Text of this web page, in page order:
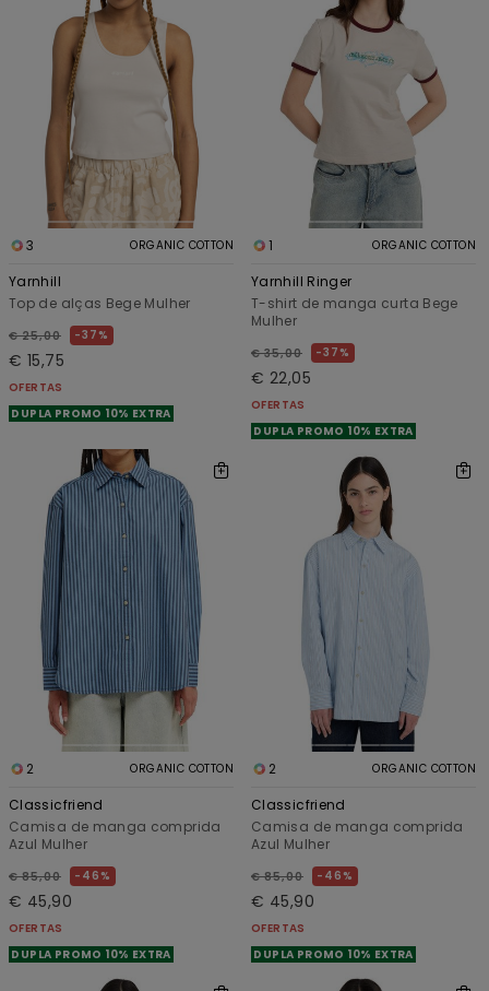
3 ORGANIC COTTON
Yarnhill
Top de alças Bege Mulher
€ 25,00 37%
€ 15,75
OFERTAS
DUPLA PROMO 10% EXTRA
1 ORGANIC COTTON
Yarnhill Ringer
T-shirt de manga curta Bege
Mulher
€ 35,00 37%
€ 22,05
OFERTAS
DUPLA PROMO 10% EXTRA
2 ORGANIC COTTON
Classicfriend
Camisa de manga comprida
Azul Mulher
€ 85,00 46%
€ 45,90
OFERTAS
DUPLA PROMO 10% EXTRA
2 ORGANIC COTTON
Classicfriend
Camisa de manga comprida
Azul Mulher
€ 85,00 46%
€ 45,90
OFERTAS
DUPLA PROMO 10% EXTRA